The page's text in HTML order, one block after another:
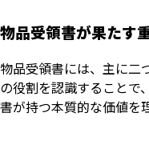
物品受領書が果たす
物品受領書には、主に二
の役割を認識することで
書が持つ本質的な価値を